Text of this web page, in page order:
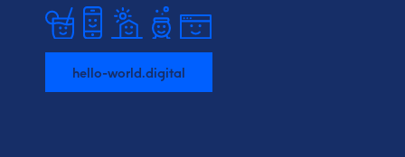
hello-world.digital